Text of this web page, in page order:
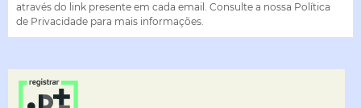
através do link presente em cada email. Consulte a nossa Política
de Privacidade para mais informações.